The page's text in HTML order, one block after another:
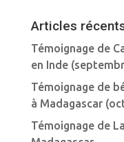
Articles
Témoignage de
en Inde
Témoignage de
à Madagascar
Témoignage de